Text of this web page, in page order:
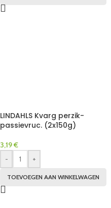
LINDAHLS Kvarg perzik-
passievruc. (2x150g)
3,19€
-
+
TOEVOEGEN AAN WINKELWAGEN